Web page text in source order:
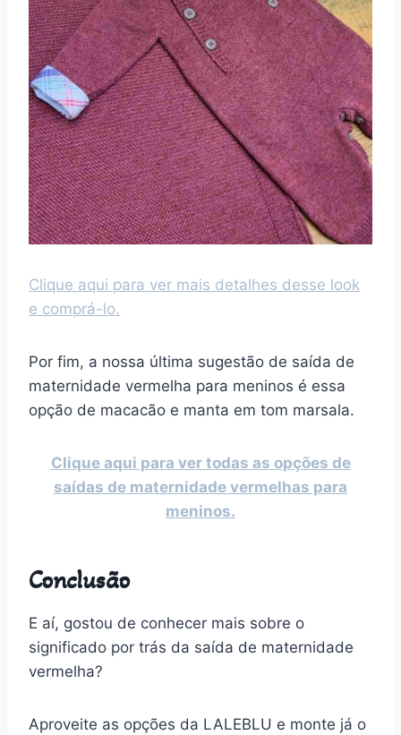
Clique aqui para ver mais detalhes desse look
e comprá-lo.
Por fim, a nossa última sugestão de saída de
maternidade vermelha para meninos é essa
opção de macacão e manta em tom marsala.
Clique aqui para ver todas as opções de
saídas de maternidade vermelhas para
meninos.
Conclusão
E aí, gostou de conhecer mais sobre o
significado por trás da saída de maternidade
vermelha?
Aproveite as opções da LALEBLU e monte já o